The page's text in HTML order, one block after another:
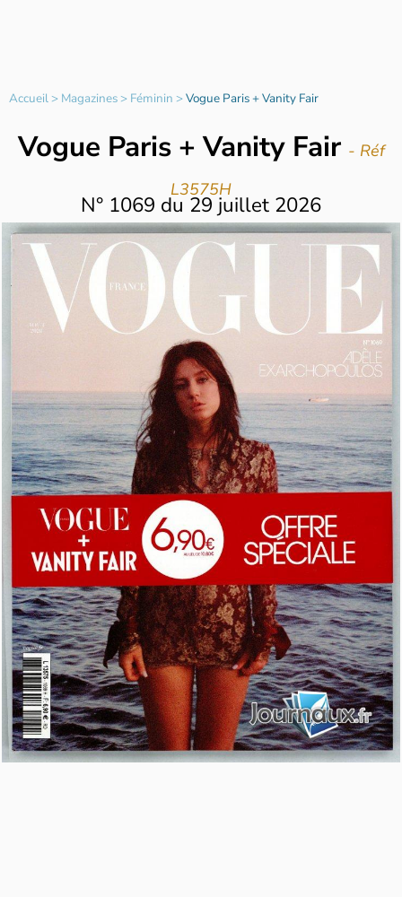
Accueil> Magazines> Féminin >Vogue Paris + Vanity Fair
Vogue Paris + Vanity Fair - Réf
L3575H
N° 1069 du29 juillet 2026